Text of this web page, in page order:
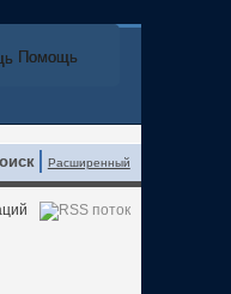
Помощь
Помощь
Расширенный